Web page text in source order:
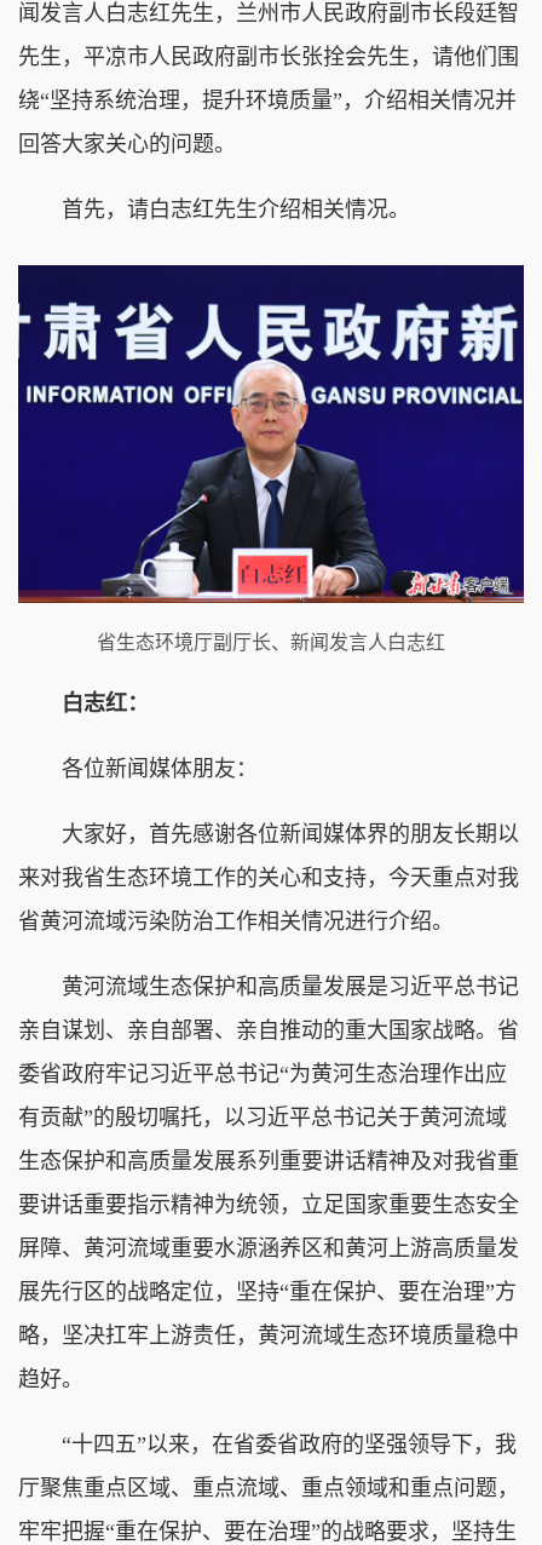
闻发言人白志红先生，兰州市人民政府副市长段廷智
先生，平凉市人民政府副市长张拴会先生，请他们围
绕“坚持系统治理，提升环境质量”，介绍相关情况并
回答大家关心的问题。
首先，请白志红先生介绍相关情况。
省生态环境厅副厅长、新闻发言人白志红
白志红：
各位新闻媒体朋友：
大家好，首先感谢各位新闻媒体界的朋友长期以
来对我省生态环境工作的关心和支持，今天重点对我
省黄河流域污染防治工作相关情况进行介绍。
黄河流域生态保护和高质量发展是习近平总书记
亲自谋划、亲自部署、亲自推动的重大国家战略。省
委省政府牢记习近平总书记“为黄河生态治理作出应
有贡献”的殷切嘱托，以习近平总书记关于黄河流域
生态保护和高质量发展系列重要讲话精神及对我省重
要讲话重要指示精神为统领，立足国家重要生态安全
屏障、黄河流域重要水源涵养区和黄河上游高质量发
展先行区的战略定位，坚持“重在保护、要在治理”方
略，坚决扛牢上游责任，黄河流域生态环境质量稳中
趋好。
“十四五”以来，在省委省政府的坚强领导下，我
厅聚焦重点区域、重点流域、重点领域和重点问题，
牢牢把握“重在保护、要在治理”的战略要求，坚持生